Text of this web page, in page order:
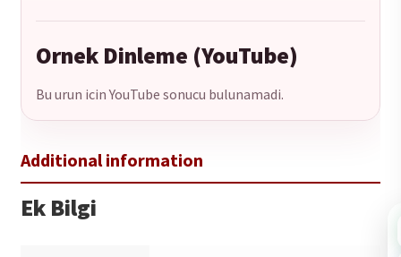
Ornek Dinleme (YouTube)
Bu urun icin YouTube sonucu bulunamadi.
Ek Bilgi